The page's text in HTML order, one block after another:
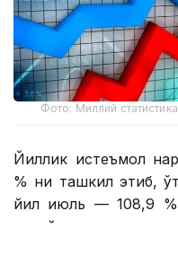
Фото: Миллий
Йиллик истеъмол
% ни ташкил этиб,
йил июль — 108,9
пасайди.